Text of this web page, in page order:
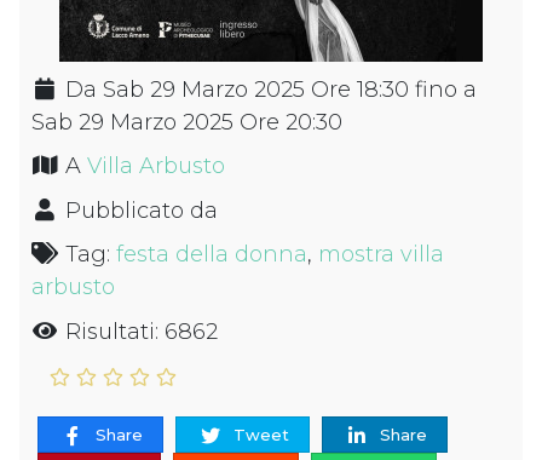
Da Sab 29 Marzo 2025 Ore 18:30 fino a
Sab 29 Marzo 2025 Ore 20:30
A Villa Arbusto
Pubblicato da
Tag: festa della donna, mostra villa
arbusto
Risultati: 6862
Share Tweet
Share